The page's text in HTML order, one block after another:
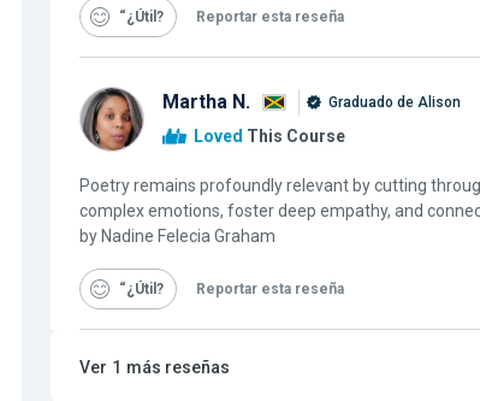
“¿Útil Reportar esta reseña
Martha N. Graduado de Alison
Loved This Course
Poetry remains profoundly relevant by cutting
complex emotions, foster deep empathy, and
by Nadine Felecia Graham
“¿Útil Reportar esta reseña
Ver 1 más reseñas